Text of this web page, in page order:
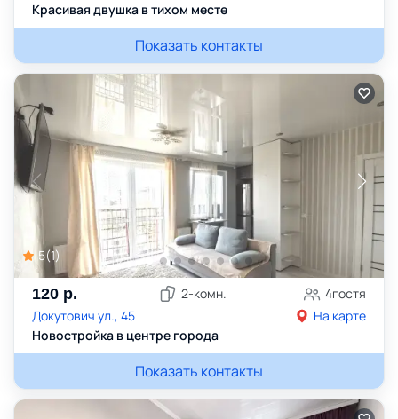
Красивая двушка в тихом месте
Показать контакты
5(1)
120 р. 2-комн. 4гостя
Докутович ул., 45
На карте
Новостройка в центре города
Показать контакты